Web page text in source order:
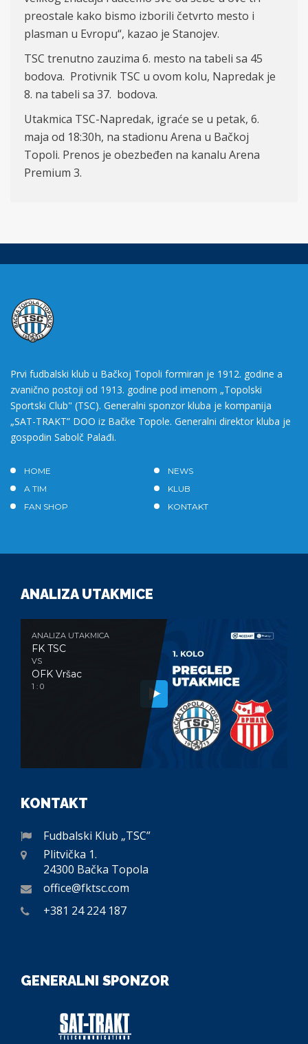
preostale kako bismo izborili četvrto mesto i
plasman u Evropu“, kazao je Stanojev.
TSC trenutno zauzima 6. mesto na tabeli sa 45
bodova. Protivnik TSC u ovom kolu, Napredak je
8. na tabeli sa 37. bodova.
Utakmica TSC-Napredak, igraće se u petak, 6.
maja od 18:30h, na stadionu Arena u Bačkoj
Topoli. Prenos je obezbeđen na kanalu Arena
Premium 3.
Prvi fudbalski klub u Bačkoj Topoli formiran je 1912. godine a
zvanično postoji od 1913. godine pod imenom „Topolski
Sportski Club" (TSC). Generalni sponzor kluba je kompanija
„SAT-TRAKT” DOO iz Bačke Topole. Generalni direktor kluba je
gospodin Sabolč Palađi.
HOME
NEWS
A TIM
KLUB
FAN SHOP
KONTAKT
ANALIZA UTAKMICE
ANALIZA UTAKMICA
FK TSC
VS
OFK Vršac
1 : 0
KONTAKT
Fudbalski Klub „TSC”
Plitvička 1.
24300 Bačka Topola
office@fktsc.com
+381 24 224 187
GENERALNI SPONZOR